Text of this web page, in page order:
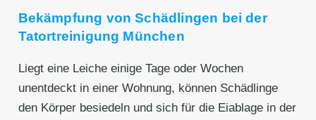
Bekämpfung von Schädlingen bei der
Tatortreinigung München
Liegt eine Leiche einige Tage oder Wochen
unentdeckt in einer Wohnung, können Schädlinge
den Körper besiedeln und sich für die Eiablage in der